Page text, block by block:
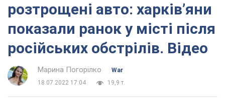
розтрощені авто: харків’яни
показали ранок у місті після
російських обстрілів. Відео
Марина Погорілко
War
18.07.2022 17:04
19,9 т.